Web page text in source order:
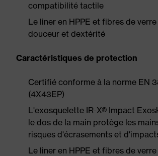
compatibilité tactile
Le liner en HPPE et fibres de
douceur et dextérité
Caractéristiques de protection
Certifié conforme à la norme EN
(4X43EP)
L'exosquelette IR-X® Impact
le dos de la main protège les
risques d'écrasements et
Le liner en HPPE et fibres de